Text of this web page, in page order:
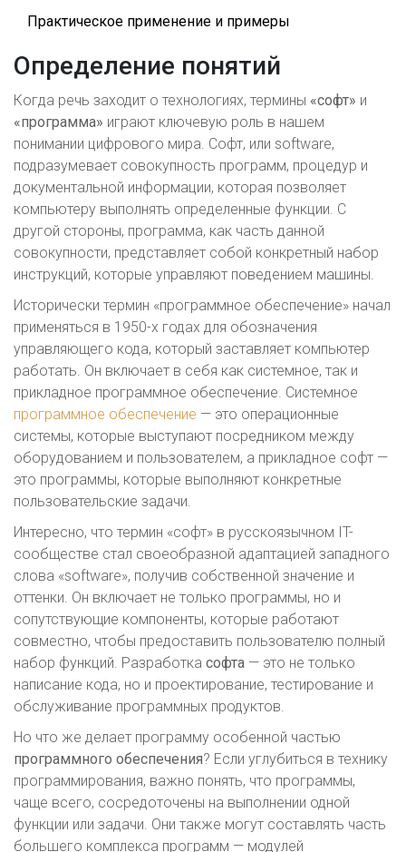
Практическое применение и примеры
Определение понятий
Когда речь заходит о технологиях, термины «софт» и
«программа» играют ключевую роль в нашем
понимании цифрового мира. Софт, или software,
подразумевает совокупность программ, процедур и
документальной информации, которая позволяет
компьютеру выполнять определенные функции. С
другой стороны, программа, как часть данной
совокупности, представляет собой конкретный набор
инструкций, которые управляют поведением машины.
Исторически термин «программное обеспечение» начал
применяться в 1950-х годах для обозначения
управляющего кода, который заставляет компьютер
работать. Он включает в себя как системное, так и
прикладное программное обеспечение. Системное
программное обеспечение — это операционные
системы, которые выступают посредником между
оборудованием и пользователем, а прикладное софт —
это программы, которые выполняют конкретные
пользовательские задачи.
Интересно, что термин «софт» в русскоязычном IT-
сообществе стал своеобразной адаптацией западного
слова «software», получив собственной значение и
оттенки. Он включает не только программы, но и
сопутствующие компоненты, которые работают
совместно, чтобы предоставить пользователю полный
набор функций. Разработка софта — это не только
написание кода, но и проектирование, тестирование и
обслуживание программных продуктов.
Но что же делает программу особенной частью
программного обеспечения? Если углубиться в технику
программирования, важно понять, что программы,
чаще всего, сосредоточены на выполнении одной
функции или задачи. Они также могут составлять часть
большего комплекса программ — модулей